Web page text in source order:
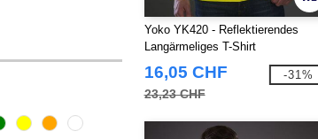
Yoko YK420 - Reflektierendes
Langärmeliges T-Shirt
16,05 CHF
23,23 CHF
-31%